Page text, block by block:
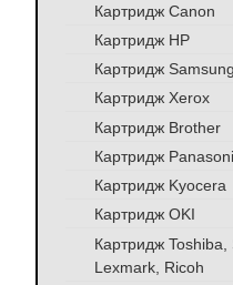
Картридж Canon
Картридж HP
Картридж Samsung
Картридж Xerox
Картридж Brother
Картридж
Картридж Kyocera
Картридж OKI
Картридж Toshiba,
Lexmark, Ricoh